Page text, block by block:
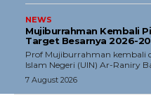
NEWS
Mujiburrahman Kembali
Target Besarnya 2026-
Prof Mujiburrahman kembali
Islam Negeri (UIN) Ar-Raniry
7 August 2026